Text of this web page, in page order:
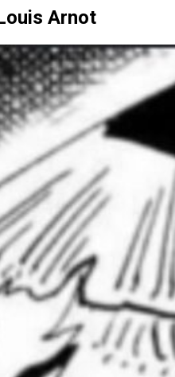
Arnot